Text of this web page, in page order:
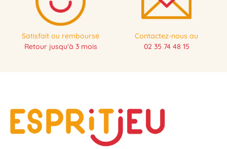
Satisfait ou remboursé
Retour jusqu'à 3 mois
Contactez-nous au
02 35 74 48 15